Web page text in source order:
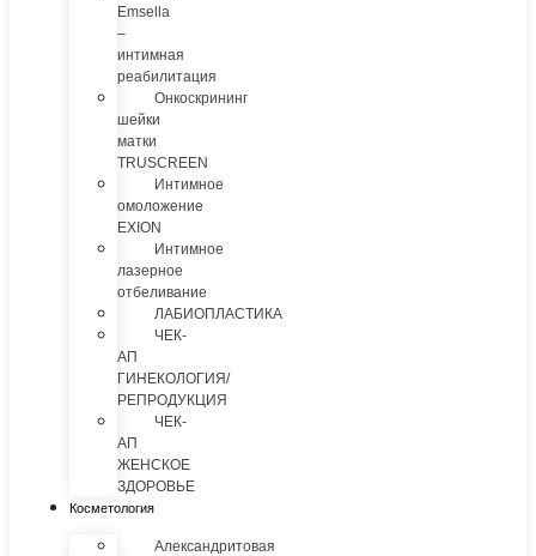
Emsella
–
интимная
реабилитация
Онкоскрининг
шейки
матки
TRUSCREEN
Интимное
омоложение
EXION
Интимное
лазерное
отбеливание
ЛАБИОПЛАСТИКА
ЧЕК-
АП
ГИНЕКОЛОГИЯ/
РЕПРОДУКЦИЯ
ЧЕК-
АП
ЖЕНСКОЕ
ЗДОРОВЬЕ
Косметология
Александритовая